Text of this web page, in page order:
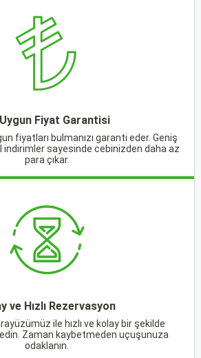
Fiyat Garantisi
fiyatları bulmanızı garanti eder. Geniş
indirimler sayesinde cebinizden daha az
para çıkar.
ve Hızlı Rezervasyon
ile hızlı ve kolay bir şekilde
Zaman kaybetmeden uçuşunuza
odaklanın.